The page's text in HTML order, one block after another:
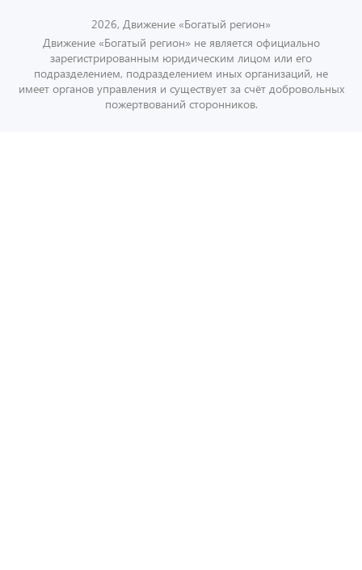
2026, Движение «Богатый регион»
Движение «Богатый регион» не является официально
зарегистрированным юридическим лицом или его
подразделением, подразделением иных организаций, не
имеет органов управления и существует за счёт добровольных
пожертвований сторонников.